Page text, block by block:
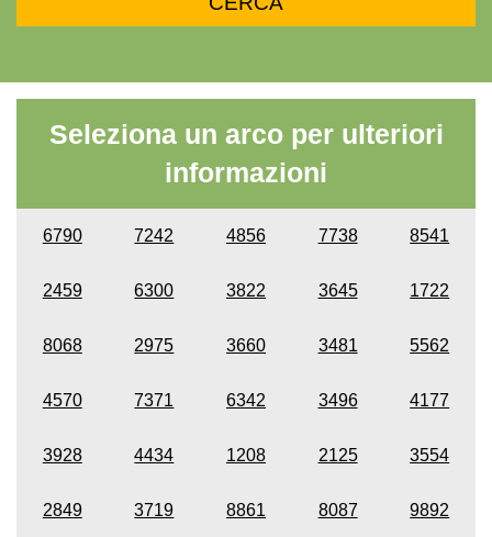
Seleziona un arco per ulteriori
informazioni
6790 7242 4856 7738 8541
2459 6300 3822 3645 1722
8068 2975 3660 3481 5562
4570 7371 6342 3496 4177
3928 4434 1208 2125 3554
2849 3719 8861 8087 9892